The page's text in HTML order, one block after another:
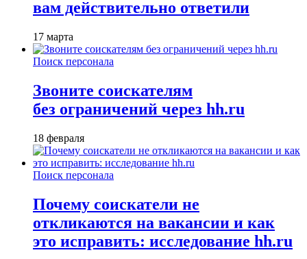
вам действительно ответили
17 марта
Поиск персонала
Звоните соискателям
без ограничений через hh.ru
18 февраля
Поиск персонала
Почему соискатели не
откликаются на вакансии и как
это исправить: исследование hh.ru